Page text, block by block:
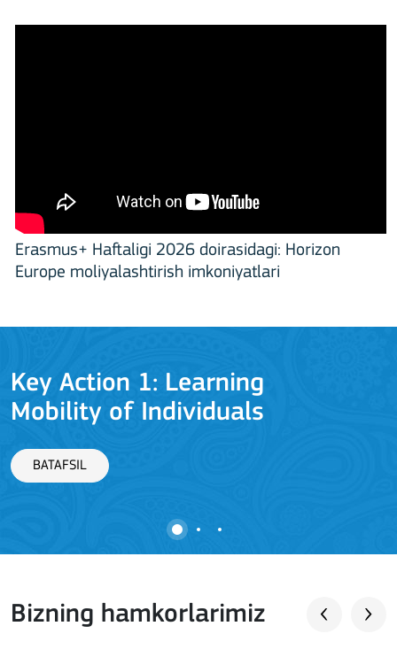
Erasmus+ Haftaligi 2026 doirasidagi: Horizon
Europe moliyalashtirish imkoniyatlari
Key Action 1: Learning
Mobility of Individuals
BATAFSIL
Bizning hamkorlarimiz